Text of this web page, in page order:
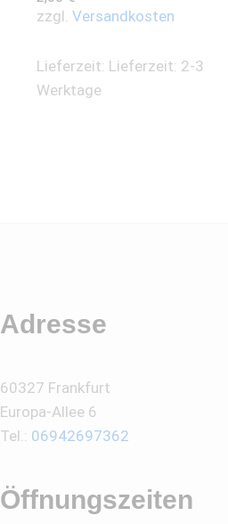
zzgl. Versandkosten
Lieferzeit: Lieferzeit: 2-3
Werktage
Adresse
60327 Frankfurt
Europa-Allee 6
Tel.: 06942697362
Öffnungszeiten